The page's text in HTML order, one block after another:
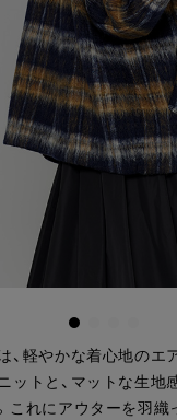
、軽やかな着心地のエ
ットと、マットな生地
これにアウターを羽織